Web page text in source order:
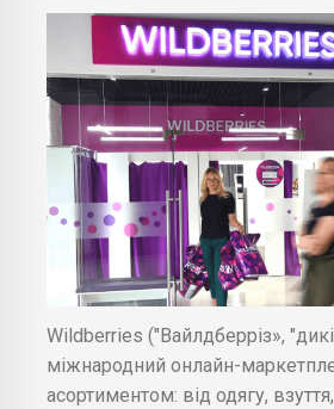
Wildberries ("Вайлдберріз»,
міжнародний онлайн-
асортиментом: від одягу,